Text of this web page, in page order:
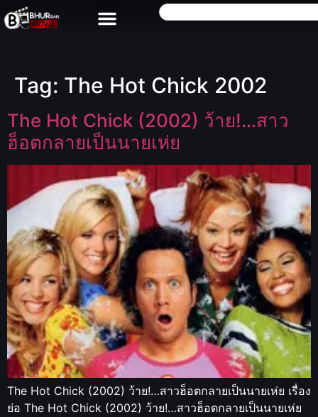
Tag: The Hot Chick 2002
The Hot Chick (2002) ว้าย!…สาว
ฮ็อตกลายเป็นนายเห่ย
The Hot Chick (2002) ว้าย!…สาวฮ็อตกลายเป็นนายเห่ย เรื่อง
ย่อ The Hot Chick (2002) ว้าย!…สาวฮ็อตกลายเป็นนายเห่ย